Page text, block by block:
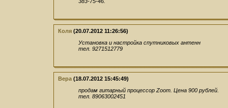
Коля (20.07.2012 11:26:56)
Установка и настройка спутниковых антенн
тел. 9271512779
Вера (18.07.2012 15:45:49)
продам гитарный процессор Zoom. Цена 900 рублей.
тел. 89063002451